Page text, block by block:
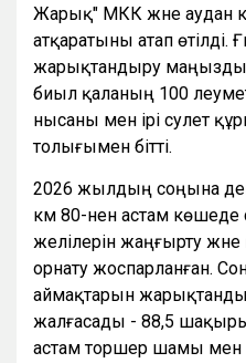
Жарық" МКК және аудан
атқаратыны атап өтілді.
жарықтандыру
биыл қаланың 100
нысаны мен ірі сәулет
толығымен бітті.
2026 жылдың соңына
км 80-нен астам
желілерін жаңғырту
орнату жоспарланған.
аймақтарын
жалғасады - 88,5
астам торшер шамы мен